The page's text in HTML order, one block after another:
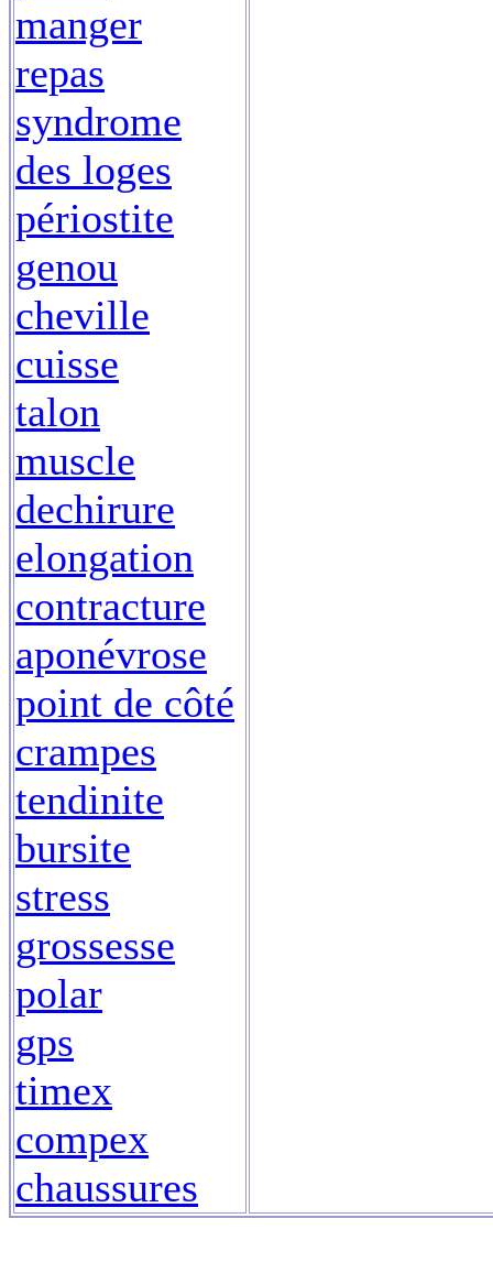
manger
repas
syndrome
des loges
périostite
genou
cheville
cuisse
talon
muscle
dechirure
elongation
contracture
aponévrose
point de côté
crampes
tendinite
bursite
stress
grossesse
polar
gps
timex
compex
chaussures